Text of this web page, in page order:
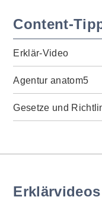
Content-
Erklär-Video
Agentur anatom5
Gesetze und